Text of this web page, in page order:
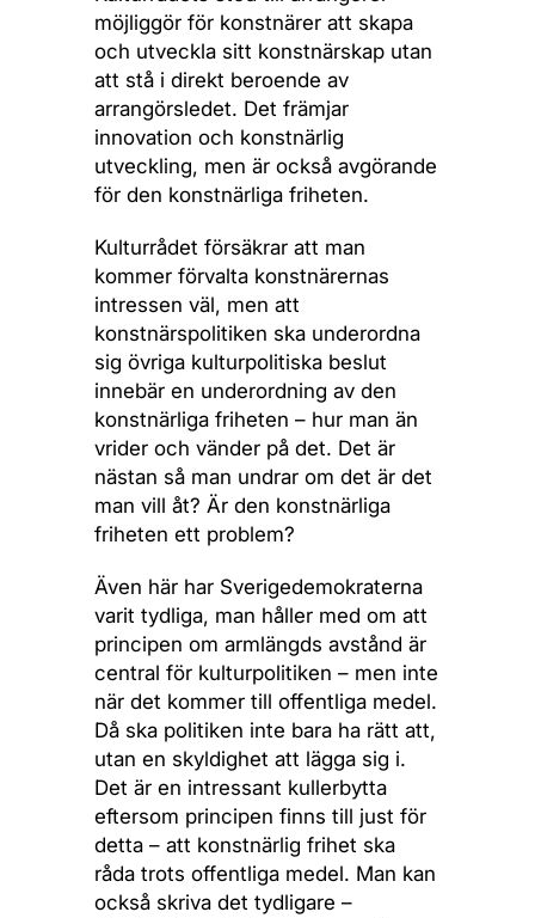
möjliggör för konstnärer att skapa
och utveckla sitt konstnärskap utan
att stå i direkt beroende av
arrangörsledet. Det främjar
innovation och konstnärlig
utveckling, men är också avgörande
för den konstnärliga friheten.
Kulturrådet försäkrar att man
kommer förvalta konstnärernas
intressen väl, men att
konstnärspolitiken ska underordna
sig övriga kulturpolitiska beslut
innebär en underordning av den
konstnärliga friheten – hur man än
vrider och vänder på det. Det är
nästan så man undrar om det är det
man vill åt? Är den konstnärliga
friheten ett problem?
Även här har Sverigedemokraterna
varit tydliga, man håller med om att
principen om armlängds avstånd är
central för kulturpolitiken – men inte
när det kommer till offentliga medel.
Då ska politiken inte bara ha rätt att,
utan en skyldighet att lägga sig i.
Det är en intressant kullerbytta
eftersom principen finns till just för
detta – att konstnärlig frihet ska
råda trots offentliga medel. Man kan
också skriva det tydligare –